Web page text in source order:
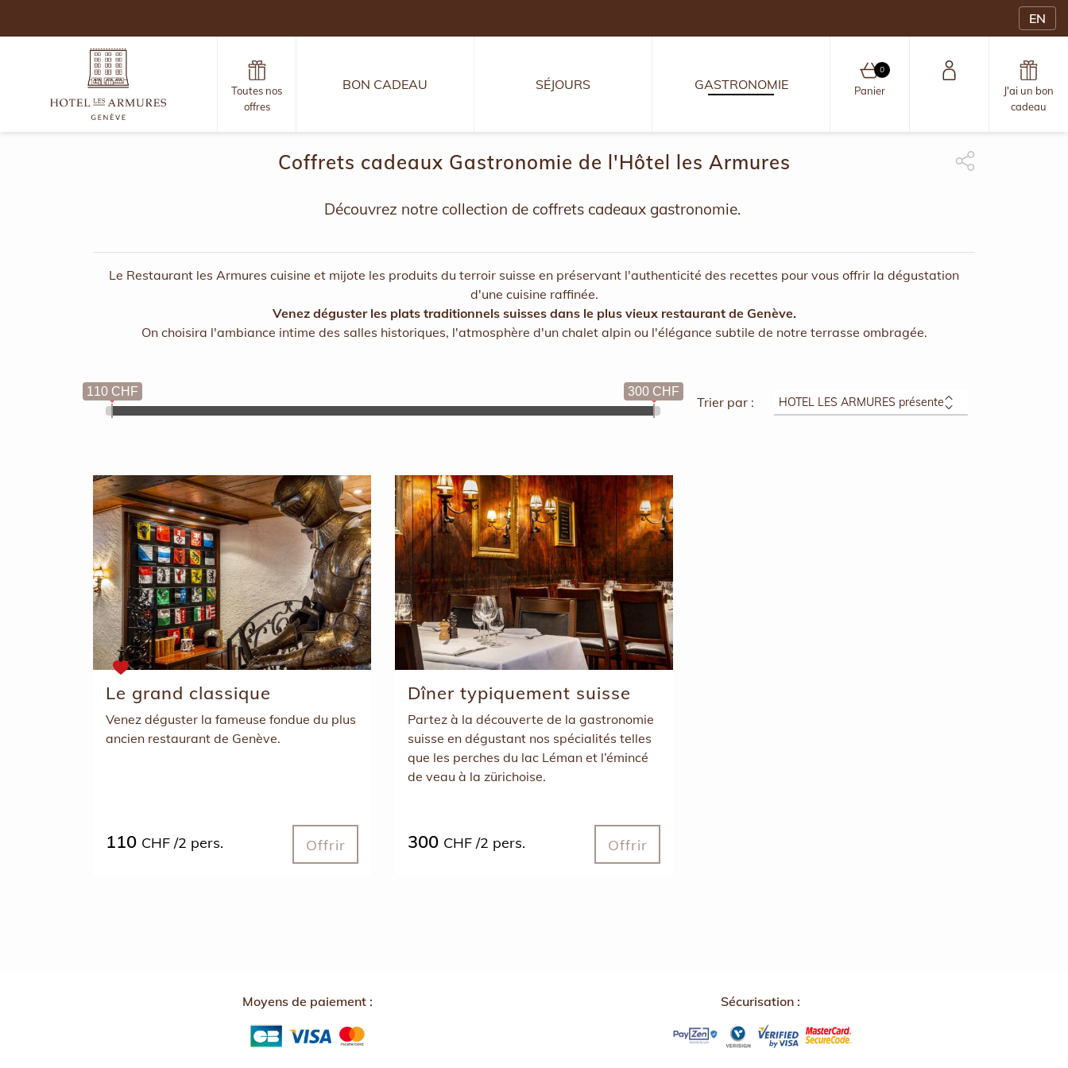
EN
Toutes nos
offres
BON CADEAU SÉJOURS GASTRONOMIE
0
Panier0 article au panier
J'ai un bon
cadeau
Coffrets cadeaux Gastronomie de l'Hôtel les Armures
Découvrez notre collection de coffrets cadeaux gastronomie.
Le Restaurant les Armures cuisine et mijote les produits du terroir suisse en préservant l'authenticité des recettes pour vous offrir la dégustation
d'une cuisine raffinée.
Venez déguster les plats traditionnels suisses dans le plus vieux restaurant de Genève.
On choisira l'ambiance intime des salles historiques, l'atmosphère d'un chalet alpin ou l'élégance subtile de notre terrasse ombragée.
110 CHF 300 CHF
Trier par :
Le grand classique
Venez déguster la fameuse fondue du plus
ancien restaurant de Genève.
110 CHF /2 pers. Offrir
Dîner typiquement suisse
Partez à la découverte de la gastronomie
suisse en dégustant nos spécialités telles
que les perches du lac Léman et l’émincé
de veau à la zürichoise.
300 CHF /2 pers. Offrir
Moyens de paiement : Sécurisation :